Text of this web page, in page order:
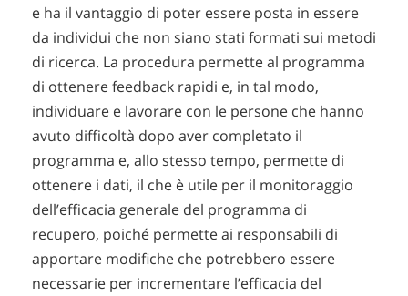
e ha il vantaggio di poter essere posta in essere
da individui che non siano stati formati sui metodi
di ricerca. La procedura permette al programma
di ottenere feedback rapidi e, in tal modo,
individuare e lavorare con le persone che hanno
avuto difficoltà dopo aver completato il
programma e, allo stesso tempo, permette di
ottenere i dati, il che è utile per il monitoraggio
dell’efficacia generale del programma di
recupero, poiché permette ai responsabili di
apportare modifiche che potrebbero essere
necessarie per incrementare l’efficacia del